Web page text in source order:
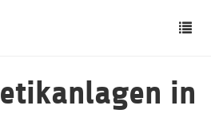
in